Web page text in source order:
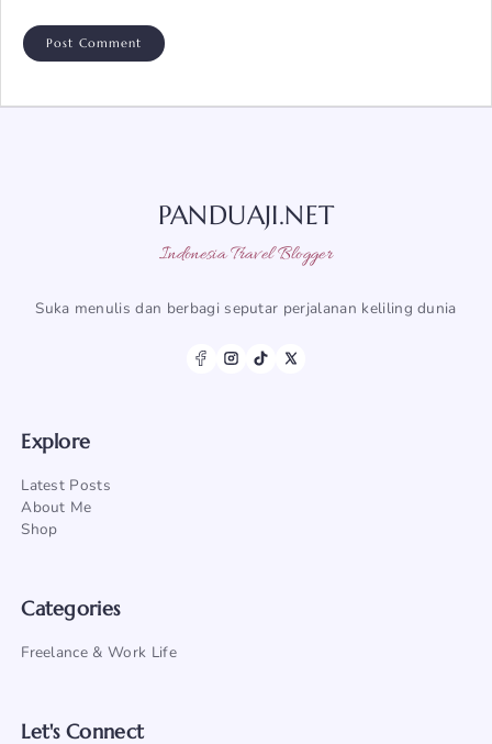
PANDUAJI.NET
Indonesia Travel Blogger
Suka menulis dan berbagi seputar perjalanan keliling dunia
Explore
Latest Posts
About Me
Shop
Categories
Freelance & Work Life
Let's Connect